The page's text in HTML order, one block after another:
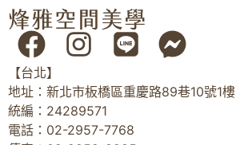
【台北】
地址：新北市板橋區重慶路89巷10號1樓
統編：24289571
電話：02-2957-7768